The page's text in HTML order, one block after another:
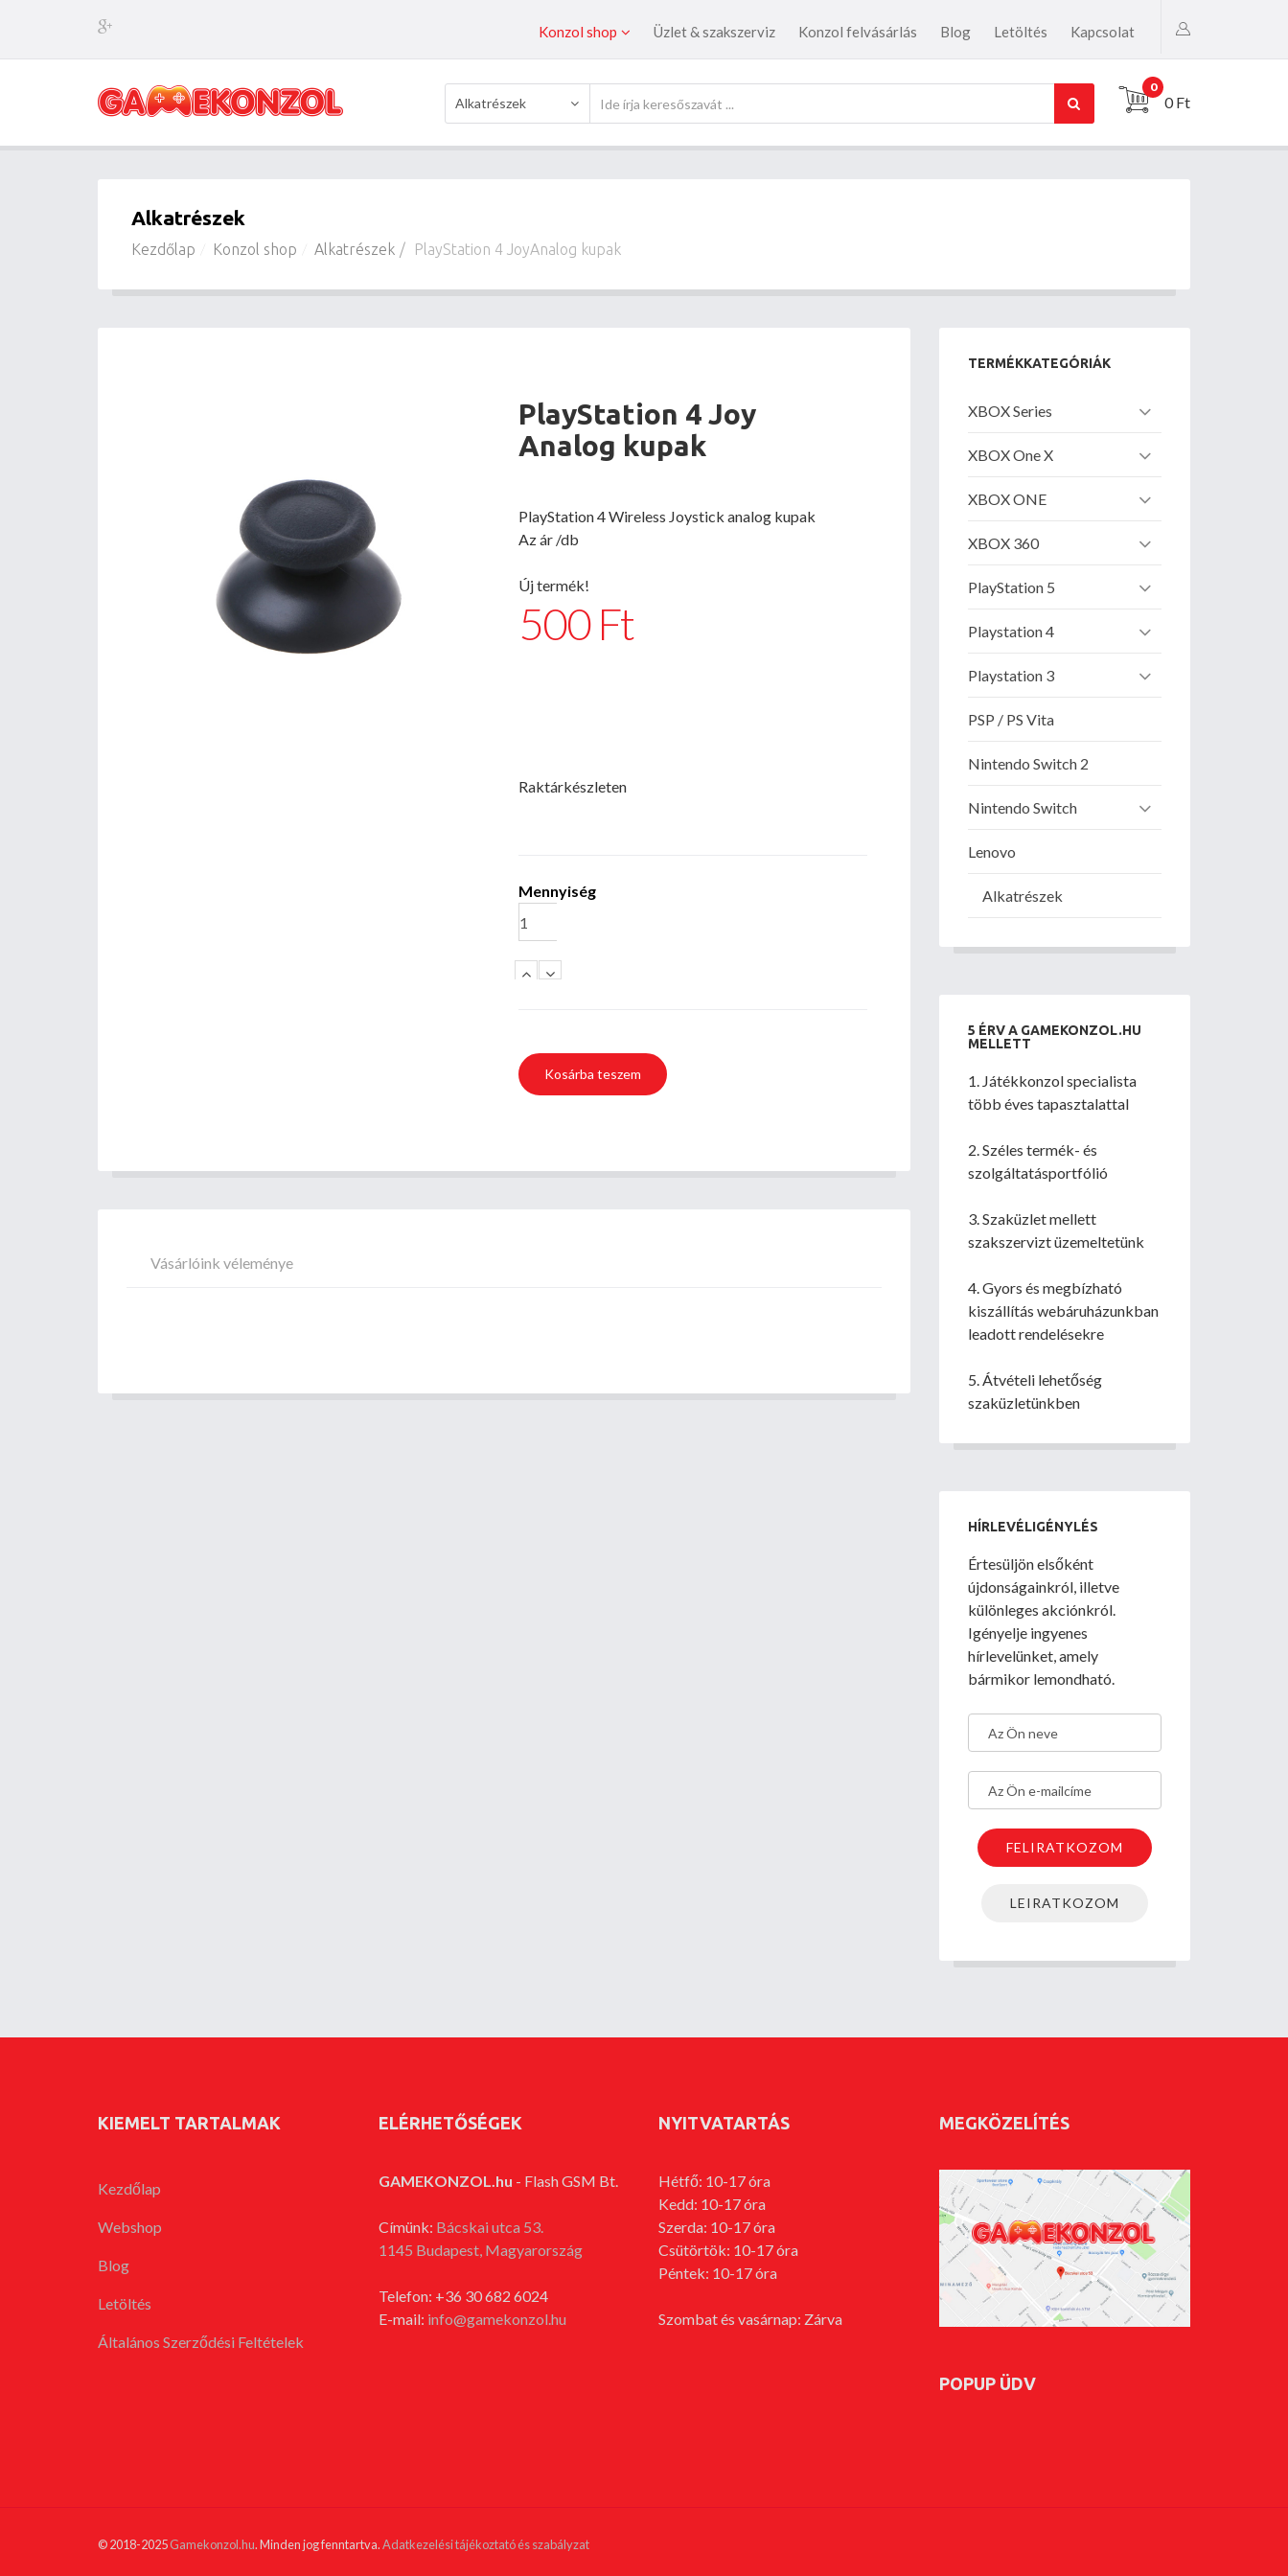
Konzol shop Üzlet & szakszerviz Konzol felvásárlás Blog Letöltés Kapcsolat
0
0 Ft
Alkatrészek
Alkatrészek
Kezdőlap Konzol shop Alkatrészek PlayStation 4 JoyAnalog kupak
PlayStation 4 Joy
Analog kupak
PlayStation 4 Wireless Joystick analog kupak
Az ár /db
Új termék!
500 Ft
Raktárkészleten
Mennyiség
Vásárlóink véleménye
TERMÉKKATEGÓRIÁK
XBOX Series
XBOX One X
XBOX ONE
XBOX 360
PlayStation 5
Playstation 4
Playstation 3
PSP / PS Vita
Nintendo Switch 2
Nintendo Switch
Lenovo
Alkatrészek
5 ÉRV A GAMEKONZOL.HU
MELLETT
1. Játékkonzol specialista
több éves tapasztalattal
2. Széles termék- és
szolgáltatásportfólió
3. Szaküzlet mellett
szakszervizt üzemeltetünk
4. Gyors és megbízható
kiszállítás webáruházunkban
leadott rendelésekre
5. Átvételi lehetőség
szaküzletünkben
HÍRLEVÉLIGÉNYLÉS
Értesüljön elsőként
újdonságainkról, illetve
különleges akciónkról.
Igényelje ingyenes
hírlevelünket, amely
bármikor lemondható.
KIEMELT TARTALMAK
Kezdőlap
Webshop
Blog
Letöltés
Általános Szerződési Feltételek
ELÉRHETŐSÉGEK
GAMEKONZOL.hu - Flash GSM Bt.
Címünk: Bácskai utca 53.
1145 Budapest, Magyarország
Telefon: +36 30 682 6024
E-mail: info@gamekonzol.hu
NYITVATARTÁS
Hétfő: 10-17 óra
Kedd: 10-17 óra
Szerda: 10-17 óra
Csütörtök: 10-17 óra
Péntek: 10-17 óra
Szombat és vasárnap: Zárva
MEGKÖZELÍTÉS
POPUP ÜDV
© 2018-2025Gamekonzol.hu. Minden jog fenntartva.Adatkezelési tájékoztató és szabályzat